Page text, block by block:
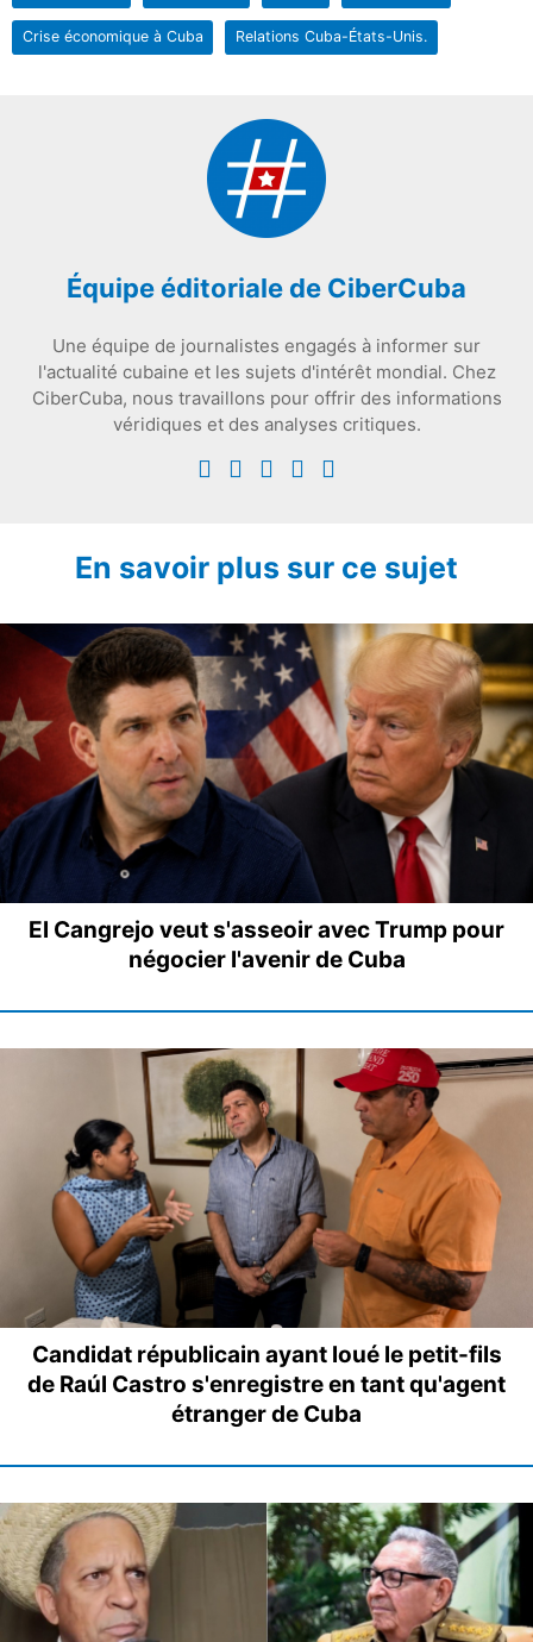
Crise économique à Cuba Relations Cuba-États-Unis.
Équipe éditoriale de CiberCuba
Une équipe de journalistes engagés à informer sur
l'actualité cubaine et les sujets d'intérêt mondial. Chez
CiberCuba, nous travaillons pour offrir des informations
véridiques et des analyses critiques.
En savoir plus sur ce sujet
El Cangrejo veut s'asseoir avec Trump pour
négocier l'avenir de Cuba
Candidat républicain ayant loué le petit-fils
de Raúl Castro s'enregistre en tant qu'agent
étranger de Cuba